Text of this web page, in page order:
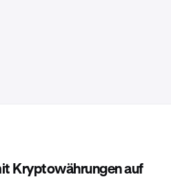
Kryptowährungen auf